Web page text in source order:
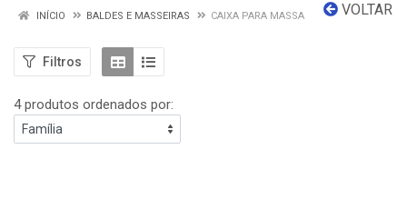
VOLTAR
INÍCIO BALDES E MASSEIRAS CAIXA PARA MASSA
Filtros
4 produtos ordenados por: